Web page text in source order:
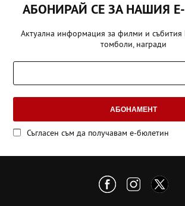
АБОНИРАЙ СЕ ЗА НАШИЯ
Актуална информация за филми и
томболи, награди
АБОНАМЕНТ
Съгласен съм да получавам е-бюлетин